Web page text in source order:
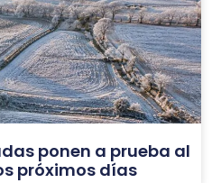
ponen a prueba al
próximos días